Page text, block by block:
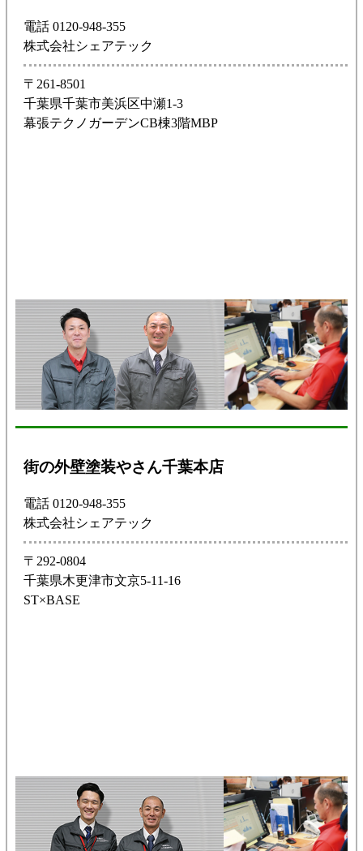
電話 0120-948-355
株式会社シェアテック
〒261-8501
千葉県千葉市美浜区中瀬1-3
幕張テクノガーデンCB棟3階MBP
街の外壁塗装やさん千葉本店
電話 0120-948-355
株式会社シェアテック
〒292-0804
千葉県木更津市文京5-11-16
ST×BASE